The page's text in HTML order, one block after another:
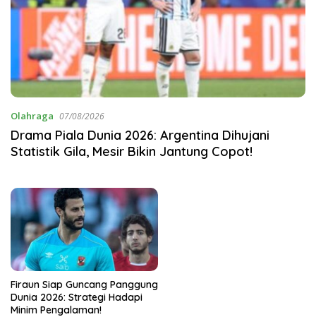
Olahraga 07/08/2026
Drama Piala Dunia 2026: Argentina Dihujani
Statistik Gila, Mesir Bikin Jantung Copot!
Firaun Siap Guncang Panggung
Dunia 2026: Strategi Hadapi
Minim Pengalaman!